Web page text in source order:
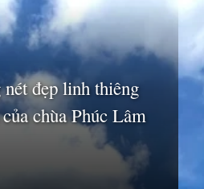
đẹp linh thiêng
chùa Phúc Lâm